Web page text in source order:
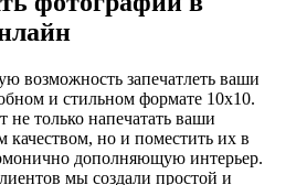
возможность запечатлеть ваши
и стильном формате 10x10.
не только напечатать ваши
но и поместить их в
дополняющую интерьер.
мы создали простой и